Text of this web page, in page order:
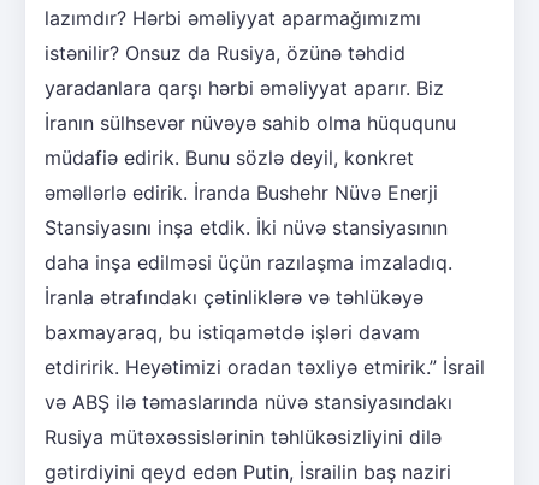
lazımdır? Hərbi əməliyyat aparmağımızmı
istənilir? Onsuz da Rusiya, özünə təhdid
yaradanlara qarşı hərbi əməliyyat aparır. Biz
İranın sülhsevər nüvəyə sahib olma hüququnu
müdafiə edirik. Bunu sözlə deyil, konkret
əməllərlə edirik. İranda Bushehr Nüvə Enerji
Stansiyasını inşa etdik. İki nüvə stansiyasının
daha inşa edilməsi üçün razılaşma imzaladıq.
İranla ətrafındakı çətinliklərə və təhlükəyə
baxmayaraq, bu istiqamətdə işləri davam
etdiririk. Heyətimizi oradan təxliyə etmirik.” İsrail
və ABŞ ilə təmaslarında nüvə stansiyasındakı
Rusiya mütəxəssislərinin təhlükəsizliyini dilə
gətirdiyini qeyd edən Putin, İsrailin baş naziri